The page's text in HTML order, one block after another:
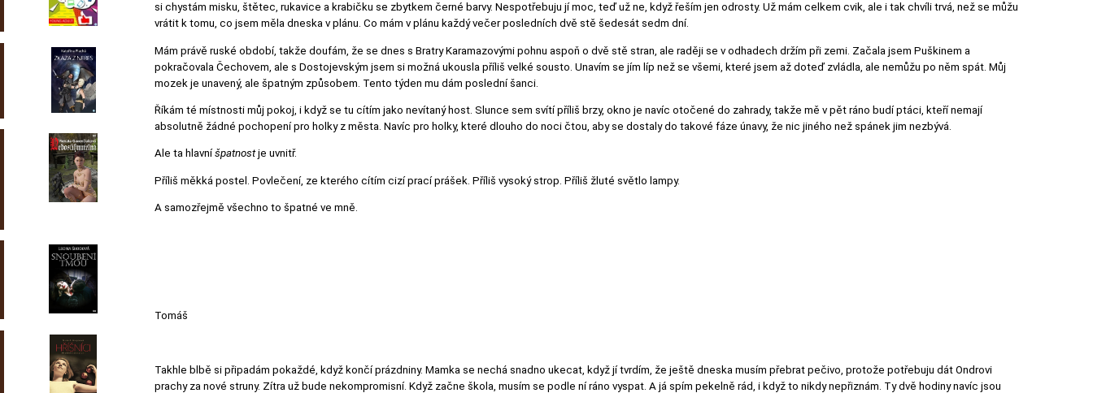
si chystám misku, štětec, rukavice a krabičku se zbytkem černé barvy. Nespotřebuju jí moc, teď už ne, když řeším jen odrosty. Už mám celkem cvik, ale i tak chvíli trvá, než se můžu
vrátit k tomu, co jsem měla dneska v plánu. Co mám v plánu každý večer posledních dvě stě šedesát sedm dní.
Mám právě ruské období, takže doufám, že se dnes s Bratry Karamazovými pohnu aspoň o dvě stě stran, ale raději se v odhadech držím při zemi. Začala jsem Puškinem a
pokračovala Čechovem, ale s Dostojevským jsem si možná ukousla příliš velké sousto. Unavím se jím líp než se všemi, které jsem až doteď zvládla, ale nemůžu po něm spát. Můj
mozek je unavený, ale špatným způsobem. Tento týden mu dám poslední šanci.
Říkám té místnosti můj pokoj, i když se tu cítím jako nevítaný host. Slunce sem svítí příliš brzy, okno je navíc otočené do zahrady, takže mě v pět ráno budí ptáci, kteří nemají
absolutně žádné pochopení pro holky z města. Navíc pro holky, které dlouho do noci čtou, aby se dostaly do takové fáze únavy, že nic jiného než spánek jim nezbývá.
Ale ta hlavníšpatnostje uvnitř.
Příliš měkká postel. Povlečení, ze kterého cítím cizí prací prášek. Příliš vysoký strop. Příliš žluté světlo lampy.
A samozřejmě všechno to špatné ve mně.
Tomáš
Takhle blbě si připadám pokaždé, když končí prázdniny. Mamka se nechá snadno ukecat, když jí tvrdím, že ještě dneska musím přebrat pečivo, protože potřebuju dát Ondrovi
prachy za nové struny. Zítra už bude nekompromisní. Když začne škola, musím se podle ní ráno vyspat. A já spím pekelně rád, i když to nikdy nepřiznám. Ty dvě hodiny navíc jsou